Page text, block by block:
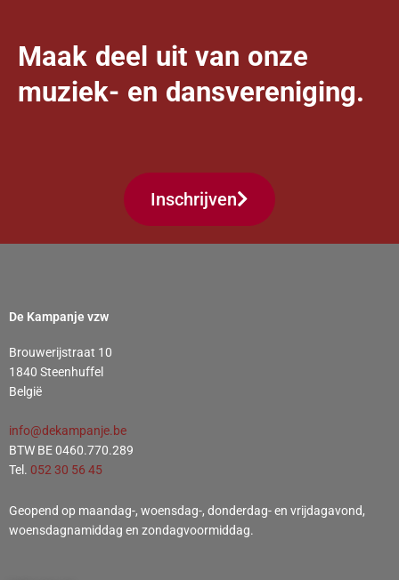
Maak deel uit van onze
muziek- en dansvereniging.
Inschrijven
De Kampanje vzw
Brouwerijstraat 10
1840 Steenhuffel
België
info@dekampanje.be
BTW BE 0460.770.289
Tel. 052 30 56 45
Geopend op maandag-, woensdag-, donderdag- en vrijdagavond,
woensdagnamiddag en zondagvoormiddag.